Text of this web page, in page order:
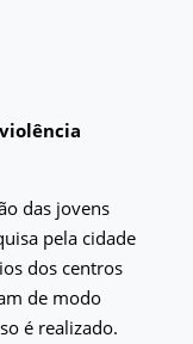
das jovens
pela cidade
dos centros
de modo
é realizado.